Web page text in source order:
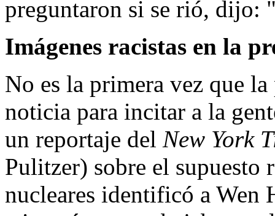
preguntaron si se rió, dijo:
Imágenes racistas en la
No es la primera vez que la
noticia para incitar a la
un reportaje del New York
Pulitzer) sobre el supuesto
nucleares identificó a Wen